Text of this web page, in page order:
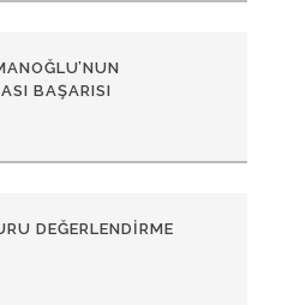
BAŞARISI
DEĞERLENDIRME